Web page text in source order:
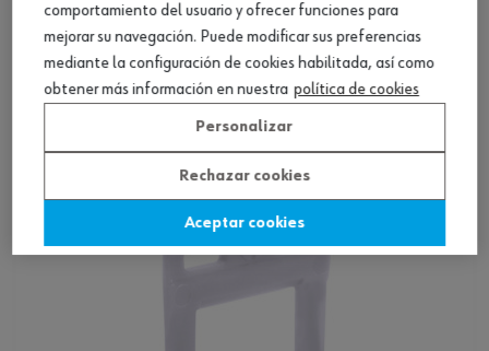
Sistema de nivelación de azulejos c. cuña
TOPLEVEL
Ver producto
comportamiento del usuario y ofrecer funciones para
mejorar su navegación. Puede modificar sus preferencias
mediante la configuración de cookies habilitada, así como
obtener más información en nuestra política de cookies
Personalizar
Rechazar cookies
Aceptar cookies